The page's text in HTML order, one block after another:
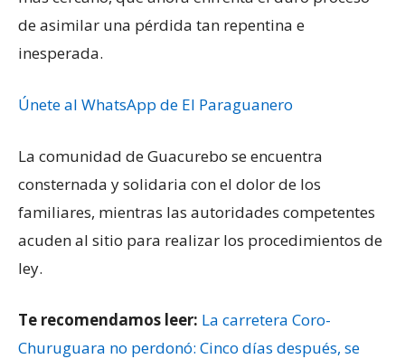
de asimilar una pérdida tan repentina e
inesperada.
Únete al WhatsApp de El Paraguanero
La comunidad de Guacurebo se encuentra
consternada y solidaria con el dolor de los
familiares, mientras las autoridades competentes
acuden al sitio para realizar los procedimientos de
ley.
Te recomendamos leer: La carretera Coro-
Churuguara no perdonó: Cinco días después, se